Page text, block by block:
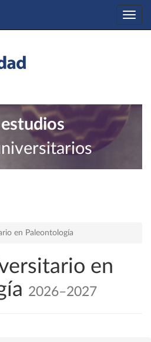
estudios
en Paleontología
en
2026–2027